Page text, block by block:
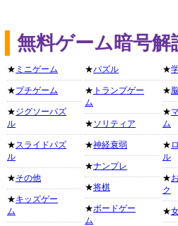
無料ゲーム暗号
★ ミニゲーム
★プチゲーム
★ジグソーパズ
ル
★スライドパズ
ル
★その他
★キッズゲー
ム
★パズル
★ トランプゲー
ム
★ソリティア
★神経衰弱
★ナンプレ
★将棋
★ボードゲー
ム
★
★
★
ム
★
ル
★
ク
★